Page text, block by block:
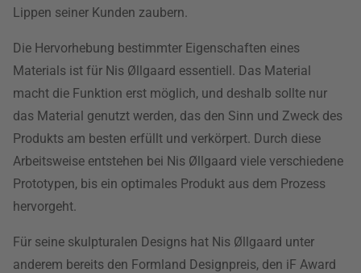
Lippen seiner Kunden zaubern.
Die Hervorhebung bestimmter Eigenschaften eines
Materials ist für Nis Øllgaard essentiell. Das Material
macht die Funktion erst möglich, und deshalb sollte nur
das Material genutzt werden, das den Sinn und Zweck des
Produkts am besten erfüllt und verkörpert. Durch diese
Arbeitsweise entstehen bei Nis Øllgaard viele verschiedene
Prototypen, bis ein optimales Produkt aus dem Prozess
hervorgeht.
Für seine skulpturalen Designs hat Nis Øllgaard unter
anderem bereits den Formland Designpreis, den iF Award